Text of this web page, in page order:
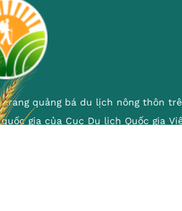
trang quảng bá du lịch nông thôn
gia của Cục Du lịch Quốc gia